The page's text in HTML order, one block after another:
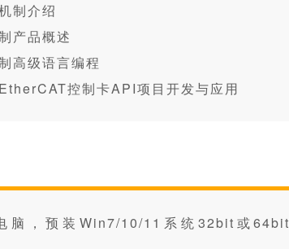
制介绍
产品概述
高级语言编程
控制卡API项目开发与应用
脑，预装Win7/10/11系统32bit或